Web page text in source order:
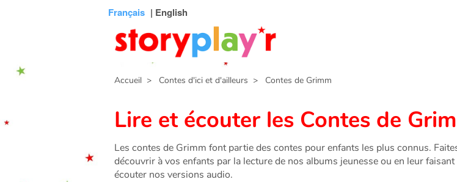
Français | English
Accueil > Contes d'ici et d'ailleurs > Contes de Grimm
Lire et écouter les Contes de
Les contes de Grimm font partie des contes pour enfants les plus connus.
découvrir à vos enfants par la lecture de nos albums jeunesse ou en leur faisant
écouter nos versions audio.